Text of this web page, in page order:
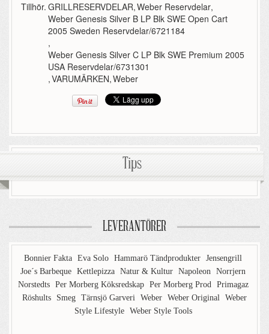
Tillhör. GRILLRESERVDELAR,Weber Reservdelar,
Weber Genesis Silver B LP Blk SWE Open Cart
2005 Sweden Reservdelar/6721184
,
Weber Genesis Silver C LP Blk SWE Premium 2005
USA Reservdelar/6731301
,VARUMÄRKEN,Weber
Tips
LEVERANTÖRER
Bonnier Fakta Eva Solo Hammarö Tändprodukter Jensengrill
Joe´s Barbeque Kettlepizza Natur & Kultur Napoleon Norrjern
Norstedts Per Morberg Köksredskap Per Morberg Prod Primagaz
Röshults
Smeg Tärnsjö Garveri Weber Weber Original Weber
Style Lifestyle Weber Style Tools